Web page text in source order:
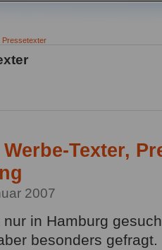
Pressetexter
Texter,
2007
in Hamburg
besonders